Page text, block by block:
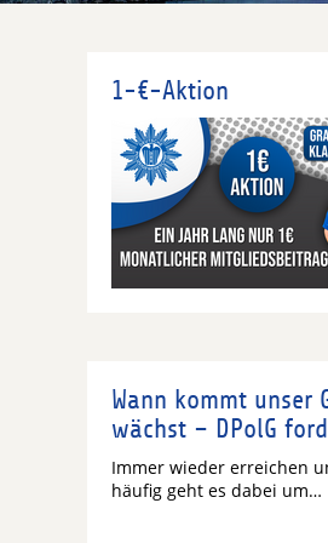
1-€-Aktion
Wann kommt unser
wächst – DPolG
Immer wieder erreichen
häufig geht es dabei um…